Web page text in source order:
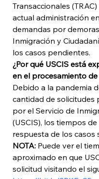
Transaccionales
actual administración
demandas por
Inmigración y
los casos pendientes.
¿Por qué USCIS está
en el procesamiento de
Debido a la pandemia
cantidad de
por el Servicio de
(USCIS), los tiempos
respuesta de los casos
NOTA: Puede ver el
aproximado en que
solicitud visitando el